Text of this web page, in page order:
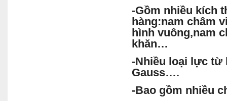
-Gồm nhiều kích
hàng:nam châm
hình vuông,nam
khăn…
-Nhiều loại lực từ
Gauss….
-Bao gồm nhiều